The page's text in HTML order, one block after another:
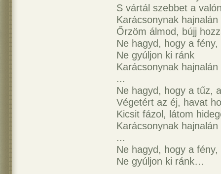
S vártál szebbet a
Karácsonynak hajnalán
Őrzöm álmod, bújj
Ne hagyd, hogy a
Ne gyúljon ki ránk
Karácsonynak hajnalán
...
Ne hagyd, hogy a tűz,
Végetért az éj, havat
Kicsit fázol, látom
Karácsonynak hajnalán
...
Ne hagyd, hogy a
Ne gyúljon ki ránk…